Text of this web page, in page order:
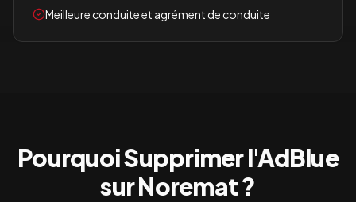
Meilleure conduite et agrément de conduite
Pourquoi Supprimer l'AdBlue
surNoremat?